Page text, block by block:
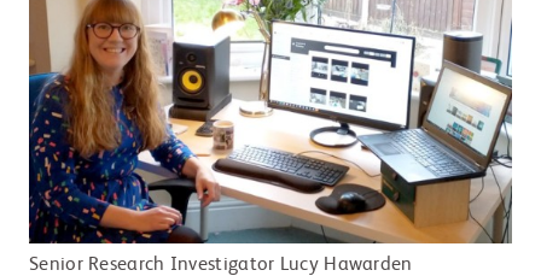
Senior Research Investigator Lucy Hawarden